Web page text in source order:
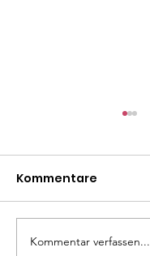
Kommentare
Kommentar verfassen...